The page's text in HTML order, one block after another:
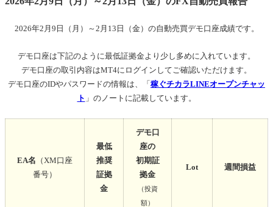
2026年2月9日（月）～2月13日（金）の自動売買デモ口座成績です。
デモ口座は下記のように最低証拠金より少し多めに入れています。
デモ口座の取引内容はMT4にログインしてご確認いただけます。
デモ口座のIDやパスワードの情報は、「 稼ぐチカラLINEオープンチャッ
ト 」のノートに記載しています。
EA名 （XM口座
番号）
最低
推奨
証拠
金
デモ口
座の
初期証
拠金
（投資
額）
Lot 週間損益